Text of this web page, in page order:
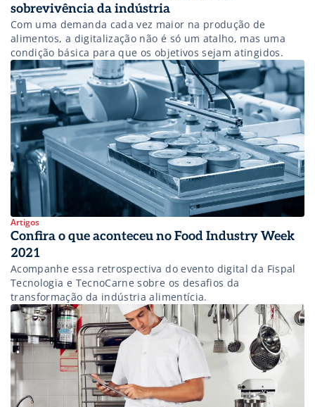
sobrevivência da indústria
Com uma demanda cada vez maior na produção de
alimentos, a digitalização não é só um atalho, mas uma
condição básica para que os objetivos sejam atingidos.
Artigos
Confira o que aconteceu no Food Industry Week
2021
Acompanhe essa retrospectiva do evento digital da Fispal
Tecnologia e TecnoCarne sobre os desafios da
transformação da indústria alimentícia.